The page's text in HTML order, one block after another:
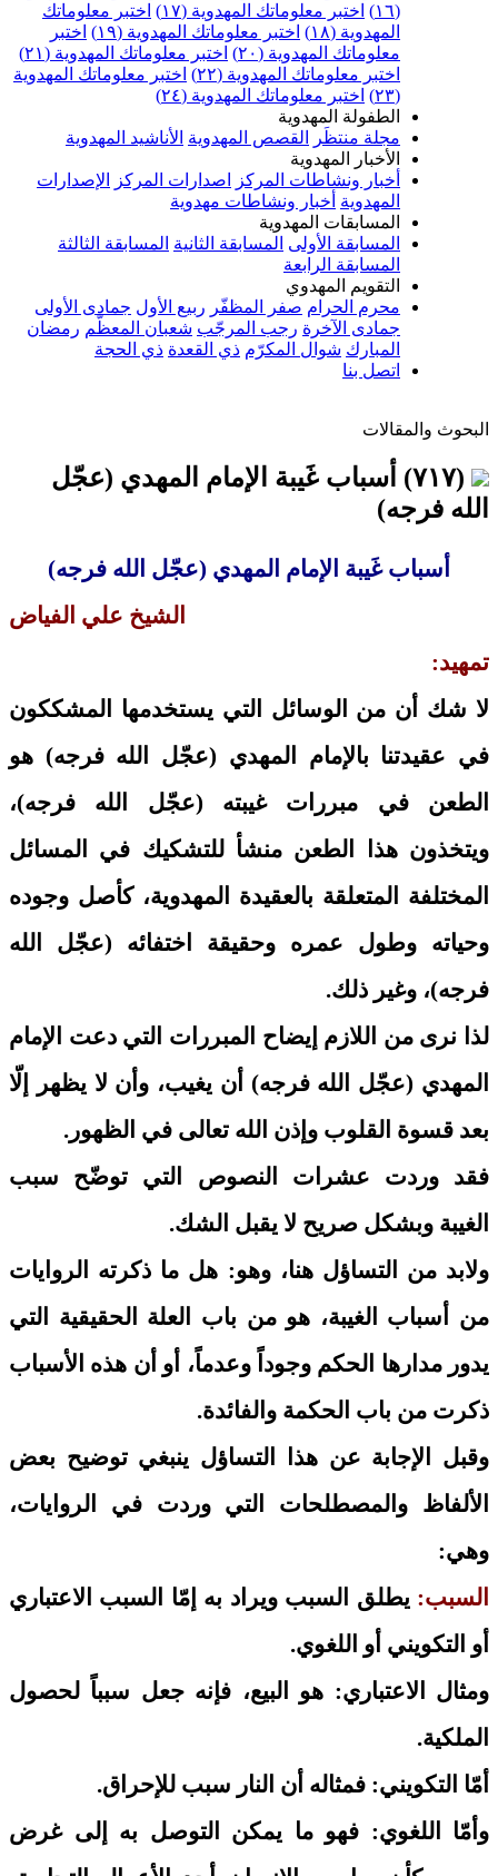
(١٦)
اختبر معلوماتك المهدوية (١٧)
اختبر معلوماتك
المهدوية (١٨)
اختبر معلوماتك المهدوية (١٩)
اختبر
معلوماتك المهدوية (٢٠)
اختبر معلوماتك المهدوية (٢١)
اختبر معلوماتك المهدوية (٢٢)
اختبر معلوماتك المهدوية
(٢٣)
اختبر معلوماتك المهدوية (٢٤)
الطفولة المهدوية
مجلة منتظَر
القصص المهدوية الأناشيد المهدوية
الأخبار المهدوية
أخبار ونشاطات المركز
اصدارات المركز
الإصدارات
المهدوية أخبار ونشاطات مهدوية
المسابقات المهدوية
المسابقة الأولى المسابقة الثانية المسابقة الثالثة
المسابقة الرابعة
التقويم المهدوي
محرم الحرام صفر المظفّر ربيع الأول جمادى الأولى
جمادى الآخرة رجب المرجّب شعبان المعظّم رمضان
المبارك شوال المكرّم ذي القعدة ذي الحجة
اتصل بنا
البحوث والمقالات
(٧١٧) أسباب غَيبة الإمام المهدي (عجّل
الله فرجه)
أسباب غَيبة الإمام المهدي (عجّل الله فرجه)
الشيخ علي الفياض
تمهيد:
لا شك أن من الوسائل التي يستخدمها المشككون
في عقيدتنا بالإمام المهدي (عجّل الله فرجه) هو
الطعن في مبررات غيبته (عجّل الله فرجه)،
ويتخذون هذا الطعن منشأ للتشكيك في المسائل
المختلفة المتعلقة بالعقيدة المهدوية، كأصل وجوده
وحياته وطول عمره وحقيقة اختفائه (عجّل الله
فرجه)، وغير ذلك.
لذا نرى من اللازم إيضاح المبررات التي دعت الإمام
المهدي (عجّل الله فرجه) أن يغيب، وأن لا يظهر إلّا
بعد قسوة القلوب وإذن الله تعالى في الظهور.
فقد وردت عشرات النصوص التي توضّح سبب
الغيبة وبشكل صريح لا يقبل الشك.
ولابد من التساؤل هنا، وهو: هل ما ذكرته الروايات
من أسباب الغيبة، هو من باب العلة الحقيقية التي
يدور مدارها الحكم وجوداً وعدماً، أو أن هذه الأسباب
ذكرت من باب الحكمة والفائدة.
وقبل الإجابة عن هذا التساؤل ينبغي توضيح بعض
الألفاظ والمصطلحات التي وردت في الروايات،
وهي:
السبب: يطلق السبب ويراد به إمّا السبب الاعتباري
أو التكويني أو اللغوي.
ومثال الاعتباري: هو البيع، فإنه جعل سبباً لحصول
الملكية.
أمّا التكويني: فمثاله أن النار سبب للإحراق.
وأمّا اللغوي: فهو ما يمكن التوصل به إلى غرض